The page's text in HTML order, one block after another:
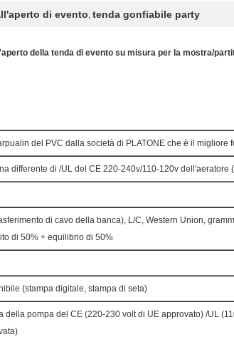
di evento, tenda gonfiabile party
della tenda di evento su misura per la mostra/
del PVC dalla società di PLATONE che è il migliore
differente di /UL del CE 220-240v/110-120v dell'aeratore
di cavo della banca), L/C, Western Union,
di 50% + equilibrio di 50%
(stampa digitale, stampa di seta)
della pompa del CE (220-230 volt di UE approvato) /UL